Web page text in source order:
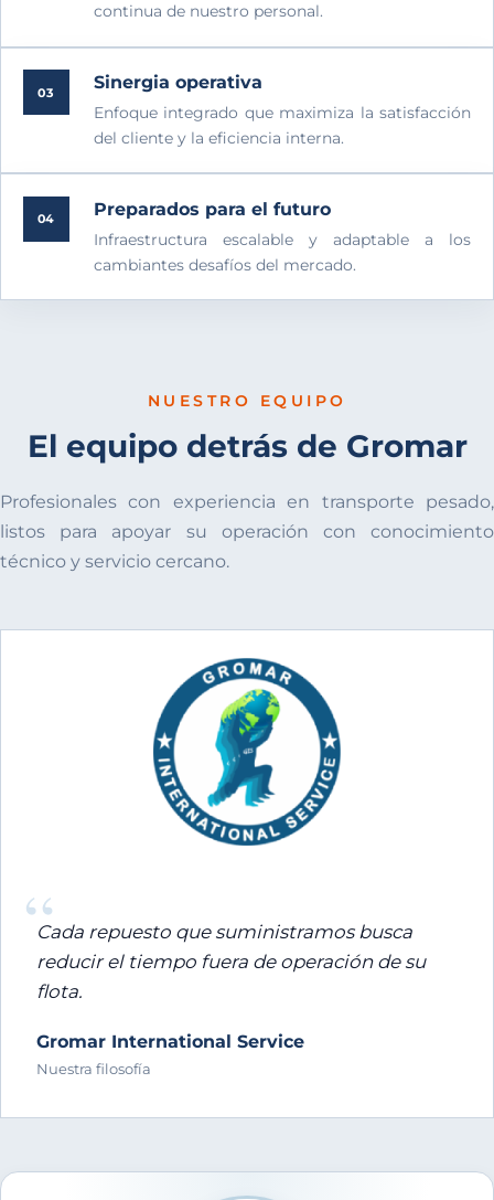
continua de nuestro personal.
03 Sinergia operativa
Enfoque integrado que maximiza la satisfacción
del cliente y la eficiencia interna.
04 Preparados para el futuro
Infraestructura escalable y adaptable a los
cambiantes desafíos del mercado.
NUESTRO EQUIPO
El equipo detrás de Gromar
Profesionales con experiencia en transporte pesado,
listos para apoyar su operación con conocimiento
técnico y servicio cercano.
“Cada repuesto que suministramos busca
reducir el tiempo fuera de operación de su
flota.
Gromar International Service
Nuestra filosofía